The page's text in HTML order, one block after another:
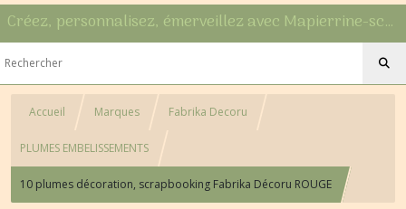
Créez, personnalisez, émerveillez avec Mapierrine-scrapbooking
Accueil Marques Fabrika Decoru
PLUMES EMBELISSEMENTS
10 plumes décoration, scrapbooking Fabrika Décoru ROUGE